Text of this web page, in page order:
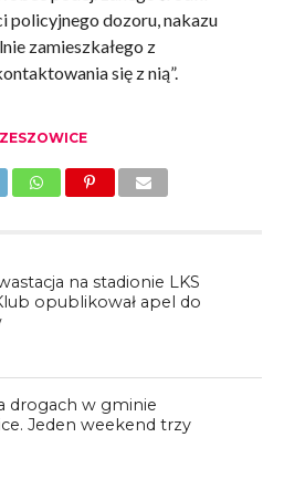
policyjnego dozoru, nakazu
zamieszkałego z
się z nią”.
na stadionie LKS
opublikował apel do
drogach w gminie
Jeden weekend trzy